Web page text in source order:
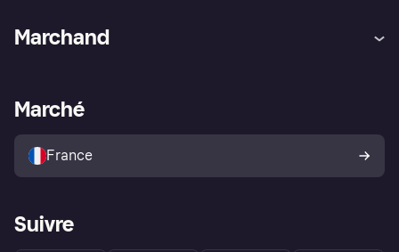
Explorez les magasins
Politique de protection de
l’acheteur Klarna
Marchand
Portail Marchand
Marché
France
Suivre